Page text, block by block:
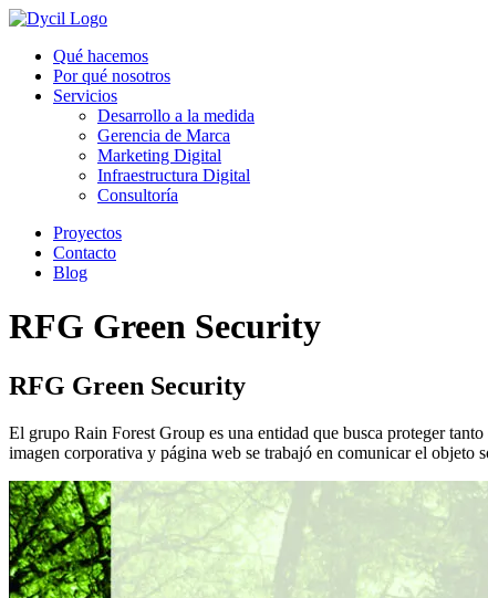
Qué hacemos
Por qué nosotros
Servicios
Desarrollo a la medida
Gerencia de Marca
Marketing Digital
Infraestructura Digital
Consultoría
Proyectos
Contacto
Blog
RFG Green Security
RFG Green Security
El grupo Rain Forest Group es una entidad que busca proteger
imagen corporativa y página web se trabajó en comunicar el objeto